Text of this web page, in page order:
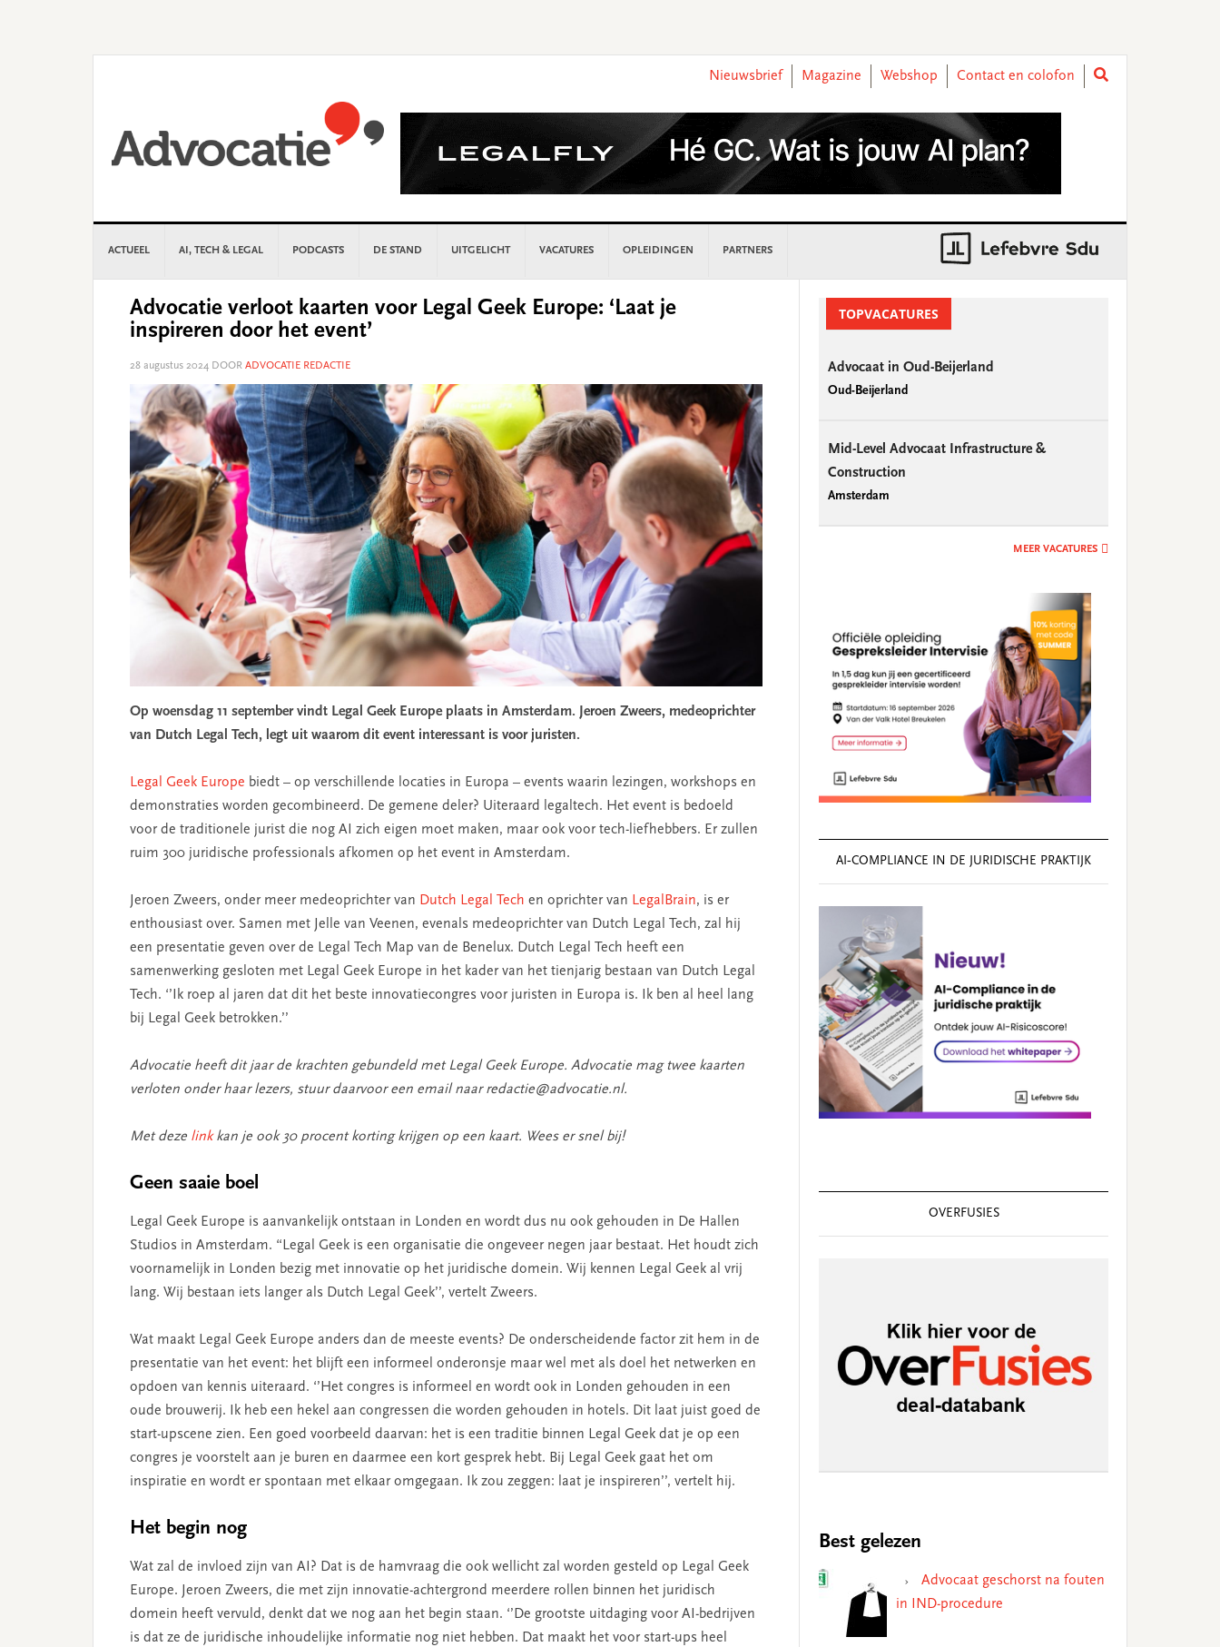
Nieuwsbrief
Magazine Webshop Contact en colofon
ACTUEEL AI, TECH & LEGAL PODCASTS DE STAND UITGELICHT VACATURES OPLEIDINGEN PARTNERS
Advocatie verloot kaarten voor Legal Geek Europe: ‘Laat je
inspireren door het event’
28 augustus 2024 DOOR ADVOCATIE REDACTIE
Op woensdag 11 september vindt Legal Geek Europe plaats in Amsterdam. Jeroen Zweers, medeoprichter
van Dutch Legal Tech, legt uit waarom dit event interessant is voor juristen.
Legal Geek Europe biedt – op verschillende locaties in Europa – events waarin lezingen, workshops en
demonstraties worden gecombineerd. De gemene deler? Uiteraard legaltech. Het event is bedoeld
voor de traditionele jurist die nog AI zich eigen moet maken, maar ook voor tech-liefhebbers. Er zullen
ruim 300 juridische professionals afkomen op het event in Amsterdam.
Jeroen Zweers, onder meer medeoprichter van Dutch Legal Tech en oprichter van LegalBrain, is er
enthousiast over. Samen met Jelle van Veenen, evenals medeoprichter van Dutch Legal Tech, zal hij
een presentatie geven over de Legal Tech Map van de Benelux. Dutch Legal Tech heeft een
samenwerking gesloten met Legal Geek Europe in het kader van het tienjarig bestaan van Dutch Legal
Tech. ‘’Ik roep al jaren dat dit het beste innovatiecongres voor juristen in Europa is. Ik ben al heel lang
bij Legal Geek betrokken.’’
Advocatie heeft dit jaar de krachten gebundeld met Legal Geek Europe. Advocatie mag twee kaarten
verloten onder haar lezers, stuur daarvoor een email naar redactie@advocatie.nl.
Met deze linkkan je ook 30 procent korting krijgen op een kaart. Wees er snel bij!
Geen saaie boel
Legal Geek Europe is aanvankelijk ontstaan in Londen en wordt dus nu ook gehouden in De Hallen
Studios in Amsterdam. “Legal Geek is een organisatie die ongeveer negen jaar bestaat. Het houdt zich
voornamelijk in Londen bezig met innovatie op het juridische domein. Wij kennen Legal Geek al vrij
lang. Wij bestaan iets langer als Dutch Legal Geek’’, vertelt Zweers.
Wat maakt Legal Geek Europe anders dan de meeste events? De onderscheidende factor zit hem in de
presentatie van het event: het blijft een informeel onderonsje maar wel met als doel het netwerken en
opdoen van kennis uiteraard. ‘’Het congres is informeel en wordt ook in Londen gehouden in een
oude brouwerij. Ik heb een hekel aan congressen die worden gehouden in hotels. Dit laat juist goed de
start-upscene zien. Een goed voorbeeld daarvan: het is een traditie binnen Legal Geek dat je op een
congres je voorstelt aan je buren en daarmee een kort gesprek hebt. Bij Legal Geek gaat het om
inspiratie en wordt er spontaan met elkaar omgegaan. Ik zou zeggen: laat je inspireren’’, vertelt hij.
Het begin nog
Wat zal de invloed zijn van AI? Dat is de hamvraag die ook wellicht zal worden gesteld op Legal Geek
Europe. Jeroen Zweers, die met zijn innovatie-achtergrond meerdere rollen binnen het juridisch
domein heeft vervuld, denkt dat we nog aan het begin staan. ‘’De grootste uitdaging voor AI-bedrijven
is dat ze de juridische inhoudelijke informatie nog niet hebben. Dat maakt het voor start-ups heel
SidebarTOPVACATURES
Advocaat in Oud-Beijerland
Oud-Beijerland
Mid-Level Advocaat Infrastructure &
Construction
Amsterdam
MEER VACATURES
AI‑COMPLIANCE IN DE JURIDISCHE PRAKTIJK
OVERFUSIES
Best gelezen
Advocaat geschorst na fouten
in IND-procedure